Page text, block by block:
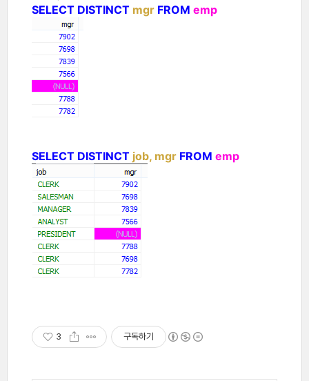
SELECT DISTINCT mgr FROM emp
SELECT DISTINCT job, mgr FROM emp
3 구독하기